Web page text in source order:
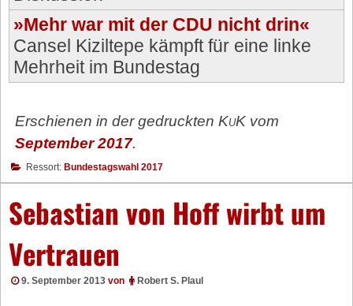
»Mehr war mit der CDU nicht drin«
Cansel Kiziltepe kämpft für eine linke
Mehrheit im Bundestag
Erschienen in der gedruckten KuKvom
September 2017.
Ressort: Bundestagswahl 2017
Sebastian von Hoff wirbt um
Vertrauen
9. September 2013 von Robert S. Plaul